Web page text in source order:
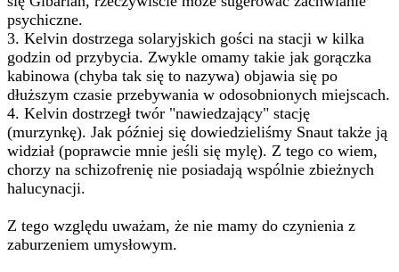
psychiczne.
3. Kelvin dostrzega solaryjskich gości na stacji w kilka
godzin od przybycia. Zwykle omamy takie jak gorączka
kabinowa (chyba tak się to nazywa) objawia się po
dłuższym czasie przebywania w odosobnionych miejscach.
4. Kelvin dostrzegł twór "nawiedzający" stację
(murzynkę). Jak później się dowiedzieliśmy Snaut także ją
widział (poprawcie mnie jeśli się mylę). Z tego co wiem,
chorzy na schizofrenię nie posiadają wspólnie zbieżnych
halucynacji.
Z tego względu uważam, że nie mamy do czynienia z
zaburzeniem umysłowym.